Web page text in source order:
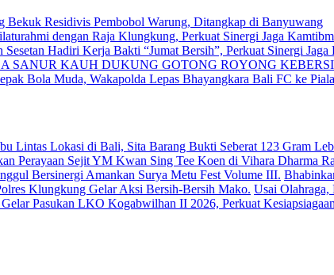
Bekuk Residivis Pembobol Warung, Ditangkap di Banyuwang
dengan Raja Klungkung, Perkuat Sinergi Jaga
Hadiri Kerja Bakti “Jumat Bersih”, Perkuat Sinergi
SANUR KAUH DUKUNG GOTONG ROYONG
Bola Muda, Wakapolda Lepas Bhayangkara Bali FC ke
Usai Olahraga,